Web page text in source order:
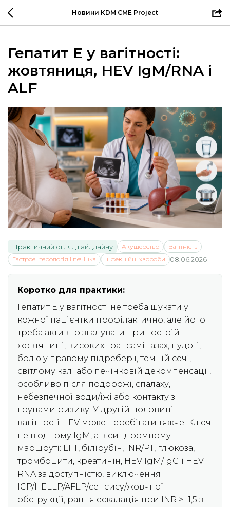
Новини KDM CME Project
Гепатит E у вагітності:
жовтяниця, HEV IgM/RNA і
ALF
Практичний огляд гайдлайну Акушерство
Вагітність
Гастроентерологія і печінка
Інфекційні хвороби 08.06.2026
Коротко для практики:
Гепатит E у вагітності не треба шукати у
кожної пацієнтки профілактично, але його
треба активно згадувати при гострій
жовтяниці, високих трансаміназах, нудоті,
болю у правому підребер'ї, темній сечі,
світлому калі або печінковій декомпенсації,
особливо після подорожі, спалаху,
небезпечної води/їжі або контакту з
групами ризику. У другій половині
вагітності HEV може перебігати тяжче. Ключ
не в одному IgM, а в синдромному
маршруті: LFT, білірубін, INR/PT, глюкоза,
тромбоцити, креатинін, HEV IgM/IgG і HEV
RNA за доступністю, виключення
ICP/HELLP/AFLP/сепсису/жовчної
обструкції, рання ескалація при INR >=1,5 з